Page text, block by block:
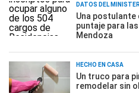
DATOS DEL
Una postulante
puntaje para
Mendoza
HECHO EN CASA
Un truco para
remodelar sin